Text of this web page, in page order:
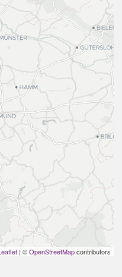
| ©OpenStreetMapcontributors